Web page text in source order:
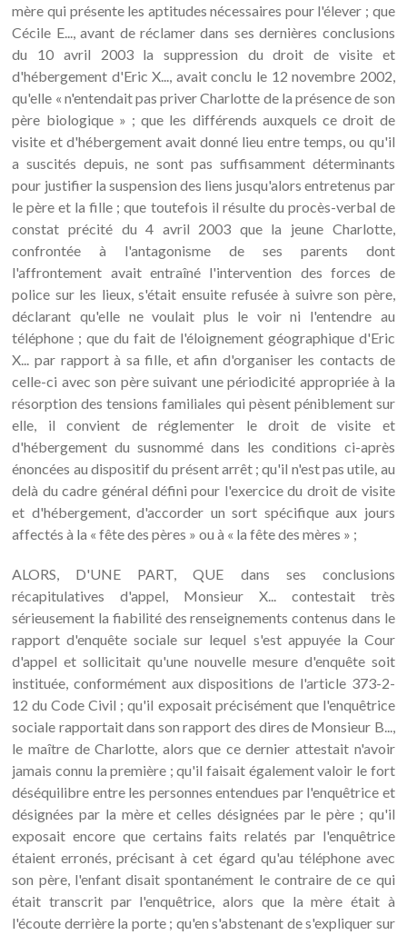
ALORS, D'UNE PART, QUE dans ses conclusions
récapitulatives d'appel, Monsieur X... contestait très
sérieusement la fiabilité des renseignements contenus dans le
rapport d'enquête sociale sur lequel s'est appuyée la Cour
d'appel et sollicitait qu'une nouvelle mesure d'enquête soit
instituée, conformément aux dispositions de l'article 373-2-
12 du Code Civil ; qu'il exposait précisément que l'enquêtrice
sociale rapportait dans son rapport des dires de Monsieur B...,
le maître de Charlotte, alors que ce dernier attestait n'avoir
jamais connu la première ; qu'il faisait également valoir le fort
déséquilibre entre les personnes entendues par l'enquêtrice et
désignées par la mère et celles désignées par le père ; qu'il
exposait encore que certains faits relatés par l'enquêtrice
étaient erronés, précisant à cet égard qu'au téléphone avec
son père, l'enfant disait spontanément le contraire de ce qui
était transcrit par l'enquêtrice, alors que la mère était à
l'écoute derrière la porte ; qu'en s'abstenant de s'expliquer sur